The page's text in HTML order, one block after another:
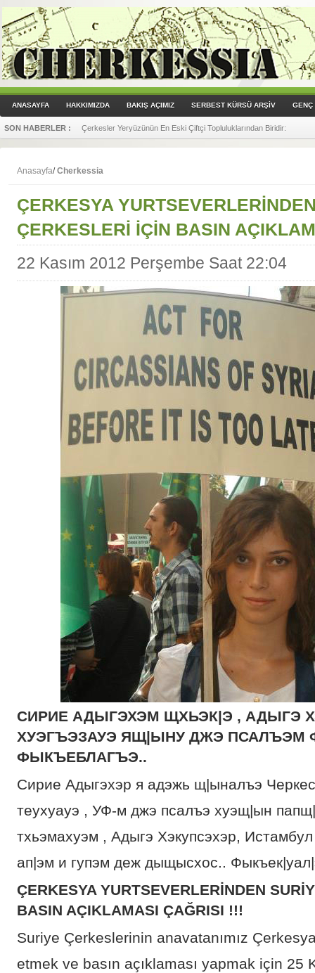
ANASAYFA HAKKIMIZDA BAKIŞ AÇIMIZ SERBEST KÜRSÜ ARŞİV GENÇ
SON HABERLER : Çerkesler Yeryüzünün En Eski Çiftçi Topluluklarından Biridir:
Anasayfa/Cherkessia
ÇERKESYA
ÇERKESLERİ İÇİN BASIN
22 Kasım 2012 Perşembe Saat 22:04
СИРИЕ АДЫГЭХЭМ ЩХЬЭК|Э , АДЫГЭ
ХУЭГЪЭЗАУЭ ЯЩ|ЫНУ ДЖЭ ПСАЛЪЭМ
ФЫКЪЕБЛАГЪЭ..
Сирие Адыгэхэр я адэжь щ|ыналъэ
теухуауэ , УФ-м джэ псалъэ хуэщ|ын
тхьэмахуэм , Адыгэ Хэкупсэхэр,
ап|эм и гупэм деж дыщысхос..
ÇERKESYA YURTSEVERLERİNDEN
BASIN AÇIKLAMASI ÇAĞRISI !!!
Suriye Çerkeslerinin anavatanımız
etmek ve basın açıklaması yapmak için 25